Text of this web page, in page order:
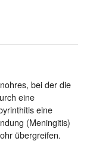
bei der die
eine
eine
(Meningitis)
übergreifen.